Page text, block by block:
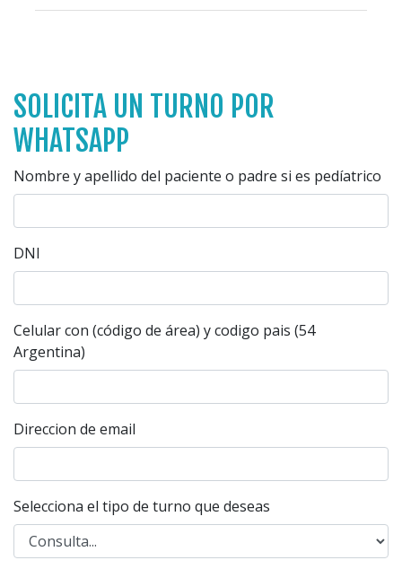
SOLICITA UN TURNO POR
WHATSAPP
Nombre y apellido del paciente o padre si es pedíatrico
DNI
Celular con (código de área) y codigo pais (54
Argentina)
Direccion de email
Selecciona el tipo de turno que deseas